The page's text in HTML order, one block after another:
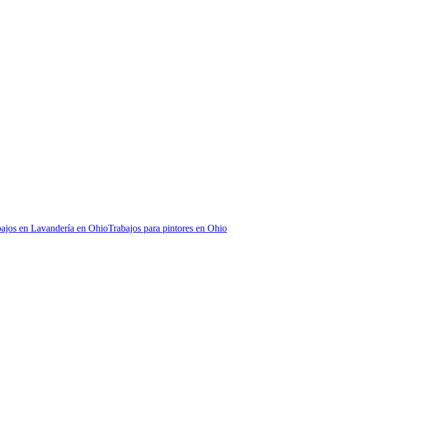
en Lavandería en OhioTrabajos para pintores en Ohio